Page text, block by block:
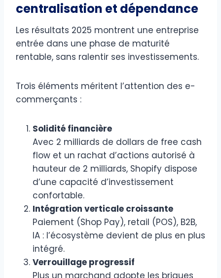
centralisation et dépendance
Les résultats 2025 montrent une entreprise
entrée dans une phase de maturité
rentable, sans ralentir ses investissements.
Trois éléments méritent l’attention des e-
commerçants :
Solidité financière
Avec 2 milliards de dollars de free cash
flow et un rachat d’actions autorisé à
hauteur de 2 milliards, Shopify dispose
d’une capacité d’investissement
confortable.
Intégration verticale croissante
Paiement (Shop Pay), retail (POS), B2B,
IA : l’écosystème devient de plus en plus
intégré.
Verrouillage progressif
Plus un marchand adopte les briques